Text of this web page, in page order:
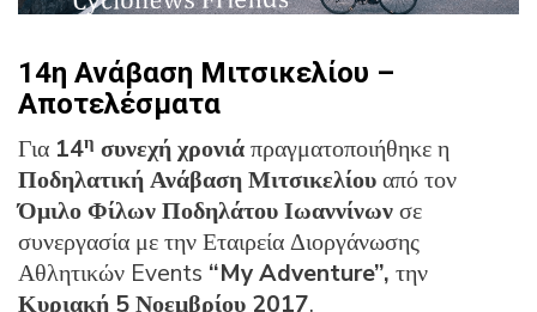
14η Ανάβαση Μιτσικελίου –
Αποτελέσματα
Για 14η συνεχή χρονιάπραγματοποιήθηκε η
Ποδηλατική Ανάβαση Μιτσικελίουαπό τον
Όμιλο Φίλων Ποδηλάτου Ιωαννίνωνσε
συνεργασία με την Εταιρεία Διοργάνωσης
Αθλητικών Events “MyAdventure”, την
Κυριακή 5 Νοεμβρίου 2017.